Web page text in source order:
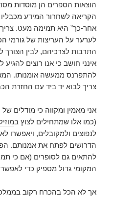
הוצאות הספרים הן מוסדות
הקריאה לשחרור המידע
אחר-כך” היא תמימה מעט. צריך
לערער על העריצות של גורמי
התרבות לצרכיהם, לבין
אינני חושב כי אנו רוצים להגיע
להתפרנס ממעשה אומנותו.
צריך לבוא יד ביד עם החזרת
אני מאמין ומקווה כי מודלים
(כמו אלו שמתחילים לצוץ ב
לנפוצים ולמקובלים, ויאפשרו
הדרושים לפתח את אמנותם.
להתאים גם לסופרים (אם כי
המקומי גדול מספיק כדי
אך לא הכל בהכרח רקוב